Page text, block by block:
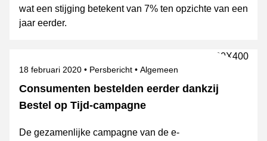
wat een stijging betekent van 7% ten opzichte van een
jaar eerder.
Consumenten bestelden eerder dankzij
Bestel op Tijd-campagne
Gepubliceerd op
18 februari 2020 Categorie
Persbericht Onderwerpen
Algemeen
De gezamenlijke campagne van de e-